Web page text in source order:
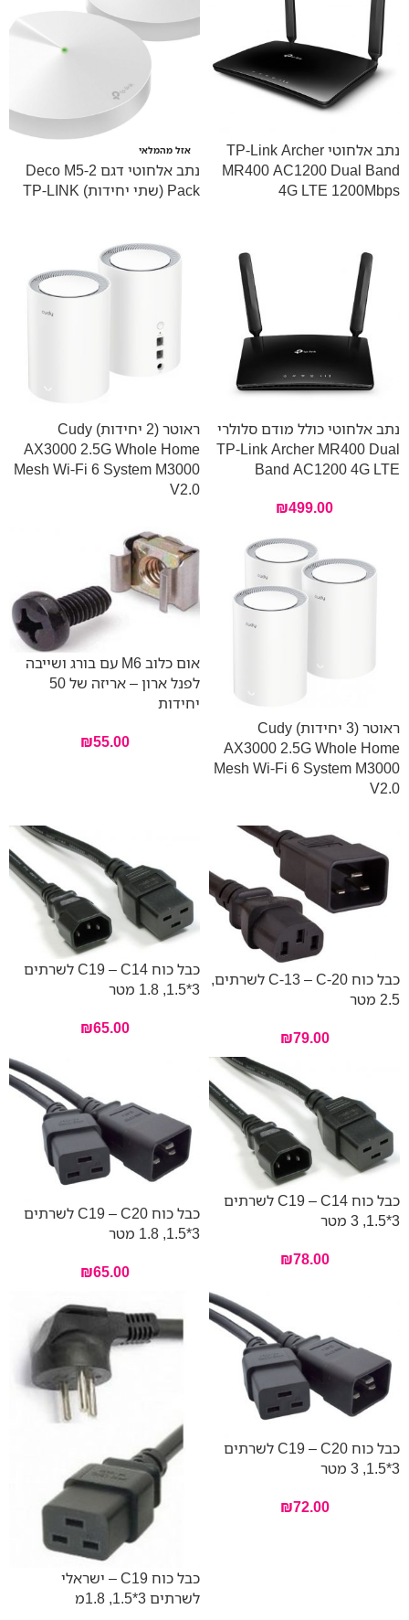
נתב אלחוטי TP-Link Archer
MR400 AC1200 Dual Band
4G LTE 1200Mbps
אזל מהמלאי
נתב אלחוטי דגם Deco M5-2
Pack (שתי יחידות) TP-LINK
נתב אלחוטי כולל מודם סלולרי
TP-Link Archer MR400 Dual
Band AC1200 4G LTE
₪499.00
ראוטר (2 יחידות) Cudy
AX3000 2.5G Whole Home
Mesh Wi-Fi 6 System M3000
V2.0
ראוטר (3 יחידות) Cudy
AX3000 2.5G Whole Home
Mesh Wi-Fi 6 System M3000
V2.0
אום כלוב M6 עם בורג ושייבה
לפנל ארון – אריזה של 50
יחידות
₪55.00
כבל כוח C-13 – C-20 לשרתים,
2.5 מטר
₪79.00
כבל כוח C19 – C14 לשרתים
3*1.5, 1.8 מטר
₪65.00
כבל כוח C19 – C14 לשרתים
3*1.5, 3 מטר
₪78.00
כבל כוח C19 – C20 לשרתים
3*1.5, 1.8 מטר
₪65.00
כבל כוח C19 – C20 לשרתים
3*1.5, 3 מטר
₪72.00
כבל כוח C19 – ישראלי
לשרתים 3*1.5, 1.8מ